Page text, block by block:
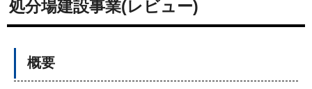
処分場建設事業(レビュー)
概要